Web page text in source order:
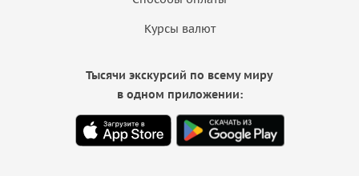
Курсы валют
Тысячи экскурсий по всему миру
в одном приложении: